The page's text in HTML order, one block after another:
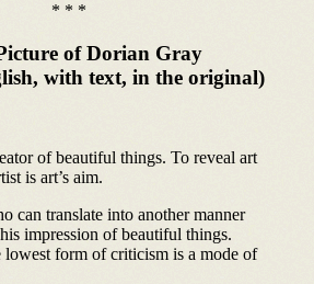
* * *
of Dorian Gray
with text, in the original)
of beautiful things. To reveal art
is art’s aim.
can translate into another manner
impression of beautiful things.
lowest form of criticism is a mode of